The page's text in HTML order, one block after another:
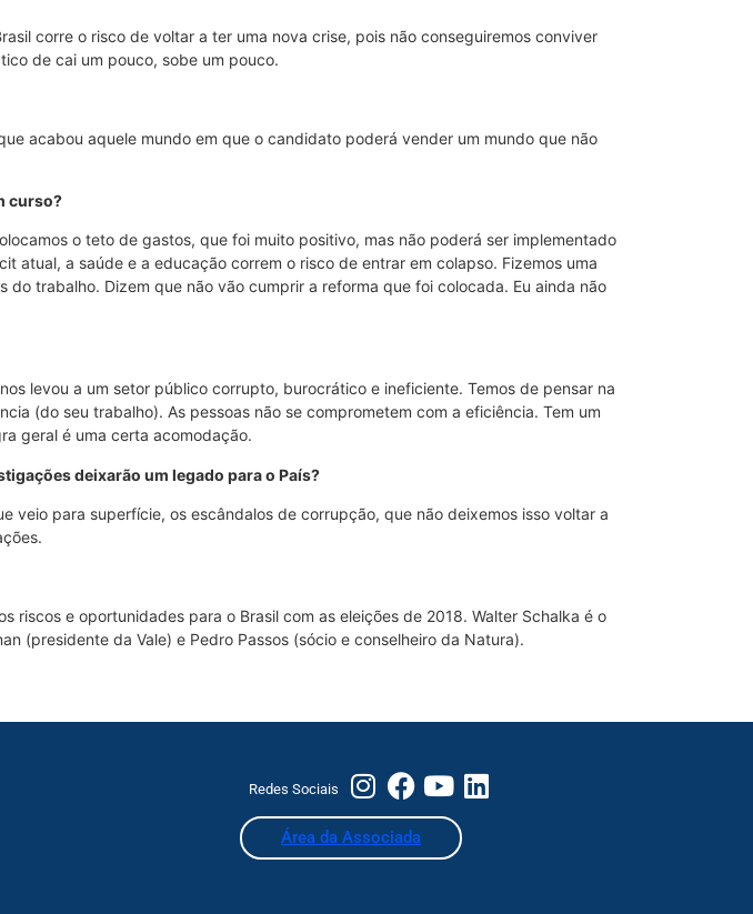
corre o risco de voltar a ter uma nova crise, pois não conseguiremos conviver
de cai um pouco, sobe um pouco.
acabou aquele mundo em que o candidato poderá vender um mundo que não
curso?
o teto de gastos, que foi muito positivo, mas não poderá ser implementado
a saúde e a educação correm o risco de entrar em colapso. Fizemos uma
trabalho. Dizem que não vão cumprir a reforma que foi colocada. Eu ainda não
levou a um setor público corrupto, burocrático e ineficiente. Temos de pensar na
(do seu trabalho). As pessoas não se comprometem com a eficiência. Tem um
geral é uma certa acomodação.
deixarão um legado para o País?
veio para superfície, os escândalos de corrupção, que não deixemos isso voltar a
e oportunidades para o Brasil com as eleições de 2018. Walter Schalka é o
(presidente da Vale) e Pedro Passos (sócio e conselheiro da Natura).
Redes Sociais
Área da Associada